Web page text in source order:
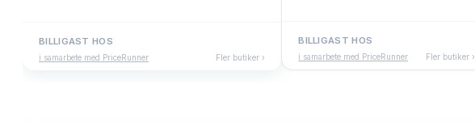
BILLIGAST HOS
i samarbete med PriceRunner Fler butiker ›
BILLIGAST HOS
i samarbete med PriceRunner Fler butiker ›